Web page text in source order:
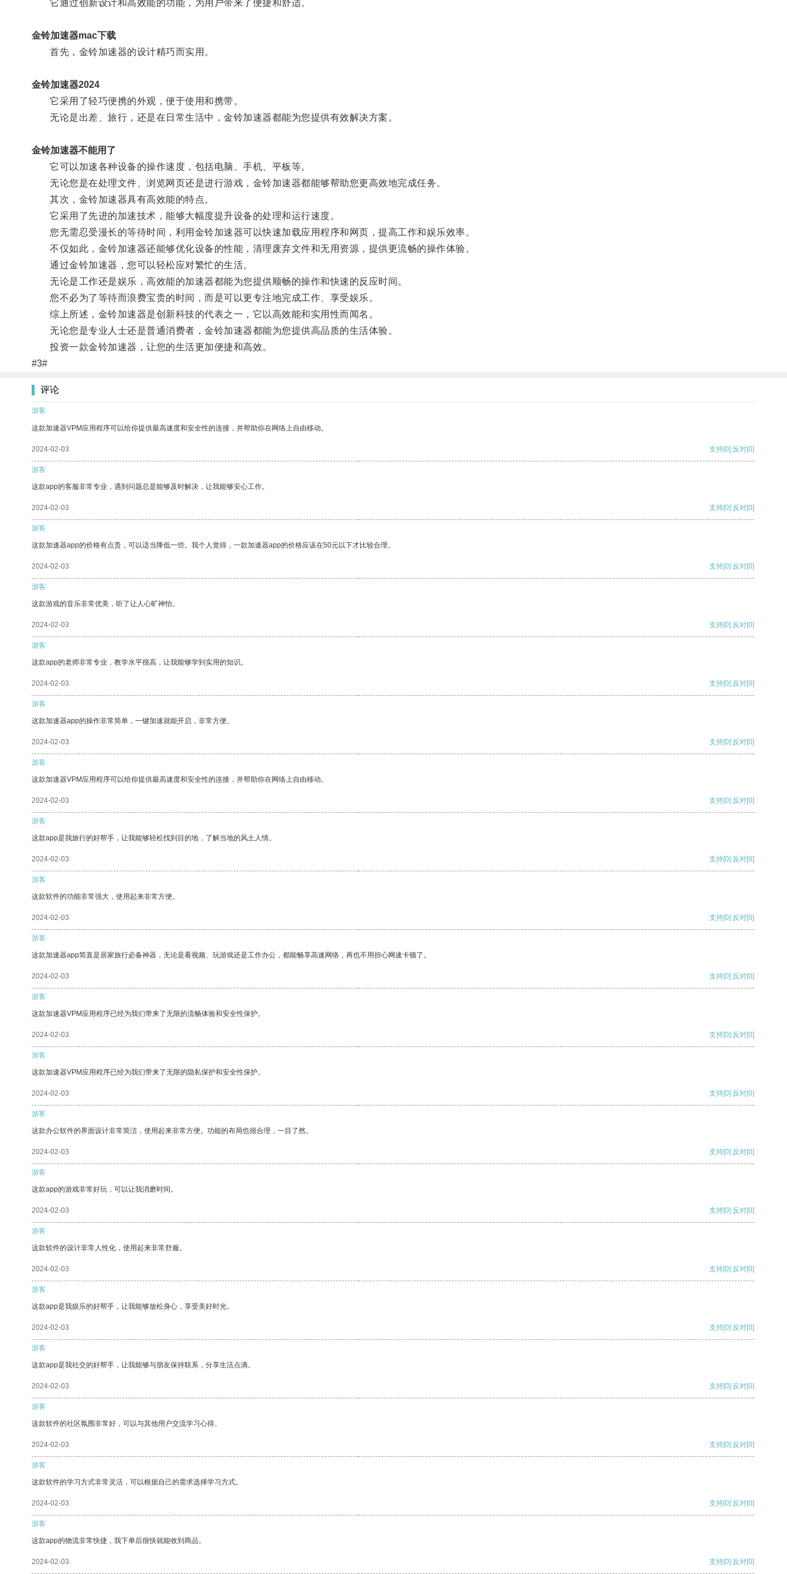
它通过创新设计和高效能的功能，为用户带来了便捷和舒适。
金铃加速器mac下载
首先，金铃加速器的设计精巧而实用。
金铃加速器2024
它采用了轻巧便携的外观，便于使用和携带。
无论是出差、旅行，还是在日常生活中，金铃加速器都能为您提供有效解决方案。
金铃加速器不能用了
它可以加速各种设备的操作速度，包括电脑、手机、平板等。
无论您是在处理文件、浏览网页还是进行游戏，金铃加速器都能够帮助您更高效地完成任务。
其次，金铃加速器具有高效能的特点。
它采用了先进的加速技术，能够大幅度提升设备的处理和运行速度。
您无需忍受漫长的等待时间，利用金铃加速器可以快速加载应用程序和网页，提高工作和娱乐效率。
不仅如此，金铃加速器还能够优化设备的性能，清理废弃文件和无用资源，提供更流畅的操作体验。
通过金铃加速器，您可以轻松应对繁忙的生活。
无论是工作还是娱乐，高效能的加速器都能为您提供顺畅的操作和快速的反应时间。
您不必为了等待而浪费宝贵的时间，而是可以更专注地完成工作、享受娱乐。
综上所述，金铃加速器是创新科技的代表之一，它以高效能和实用性而闻名。
无论您是专业人士还是普通消费者，金铃加速器都能为您提供高品质的生活体验。
投资一款金铃加速器，让您的生活更加便捷和高效。
#3#
评论
游客
这款加速器VPM应用程序可以给你提供最高速度和安全性的连接，并帮助你在网络上自由移动。
2024-02-03 支持[0] 反对[0]
游客
这款app的客服非常专业，遇到问题总是能够及时解决，让我能够安心工作。
2024-02-03 支持[0] 反对[0]
游客
这款加速器app的价格有点贵，可以适当降低一些。我个人觉得，一款加速器app的价格应该在50元以下才比较合理。
2024-02-03 支持[0] 反对[0]
游客
这款游戏的音乐非常优美，听了让人心旷神怡。
2024-02-03 支持[0] 反对[0]
游客
这款app的老师非常专业，教学水平很高，让我能够学到实用的知识。
2024-02-03 支持[0] 反对[0]
游客
这款加速器app的操作非常简单，一键加速就能开启，非常方便。
2024-02-03 支持[0] 反对[0]
游客
这款加速器VPM应用程序可以给你提供最高速度和安全性的连接，并帮助你在网络上自由移动。
2024-02-03 支持[0] 反对[0]
游客
这款app是我旅行的好帮手，让我能够轻松找到目的地，了解当地的风土人情。
2024-02-03 支持[0] 反对[0]
游客
这款软件的功能非常强大，使用起来非常方便。
2024-02-03 支持[0] 反对[0]
游客
这款加速器app简直是居家旅行必备神器，无论是看视频、玩游戏还是工作办公，都能畅享高速网络，再也不用担心网速卡顿了。
2024-02-03 支持[0] 反对[0]
游客
这款加速器VPM应用程序已经为我们带来了无限的流畅体验和安全性保护。
2024-02-03 支持[0] 反对[0]
游客
这款加速器VPM应用程序已经为我们带来了无限的隐私保护和安全性保护。
2024-02-03 支持[0] 反对[0]
游客
这款办公软件的界面设计非常简洁，使用起来非常方便。功能的布局也很合理，一目了然。
2024-02-03 支持[0] 反对[0]
游客
这款app的游戏非常好玩，可以让我消磨时间。
2024-02-03 支持[0] 反对[0]
游客
这款软件的设计非常人性化，使用起来非常舒服。
2024-02-03 支持[0] 反对[0]
游客
这款app是我娱乐的好帮手，让我能够放松身心，享受美好时光。
2024-02-03 支持[0] 反对[0]
游客
这款app是我社交的好帮手，让我能够与朋友保持联系，分享生活点滴。
2024-02-03 支持[0] 反对[0]
游客
这款软件的社区氛围非常好，可以与其他用户交流学习心得。
2024-02-03 支持[0] 反对[0]
游客
这款软件的学习方式非常灵活，可以根据自己的需求选择学习方式。
2024-02-03 支持[0] 反对[0]
游客
这款app的物流非常快捷，我下单后很快就能收到商品。
2024-02-03 支持[0] 反对[0]